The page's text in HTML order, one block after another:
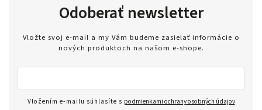
Odoberať newsletter
Vložte svoj e-mail a my Vám budeme zasielať informácie o
nových produktoch na našom e-shope.
Vložením e-mailu súhlasíte s podmienkami ochrany osobných údajov